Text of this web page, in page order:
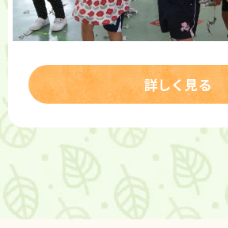
詳しく見る